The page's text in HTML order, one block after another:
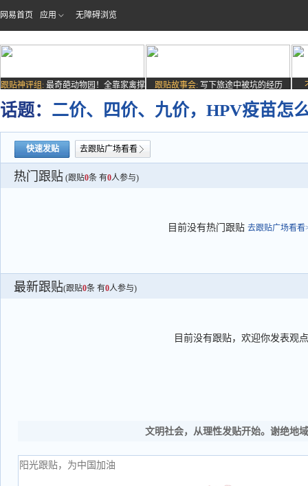
网易首页 应用 无障碍浏览
跟贴神评组: 最奇葩动物园！全靠家禽撑
场子
跟贴故事会: 写下旅途中被坑的经历
话题： 二价、四价、九价，HPV疫苗怎
快速发贴 去跟贴广场看看
热门跟贴 (跟贴0条 有0人参与)
目前没有热门跟贴 去跟贴广场看看
最新跟贴(跟贴0条 有0人参与)
目前没有跟贴，欢迎你发表观点
文明社会，从理性发贴开始。谢绝地